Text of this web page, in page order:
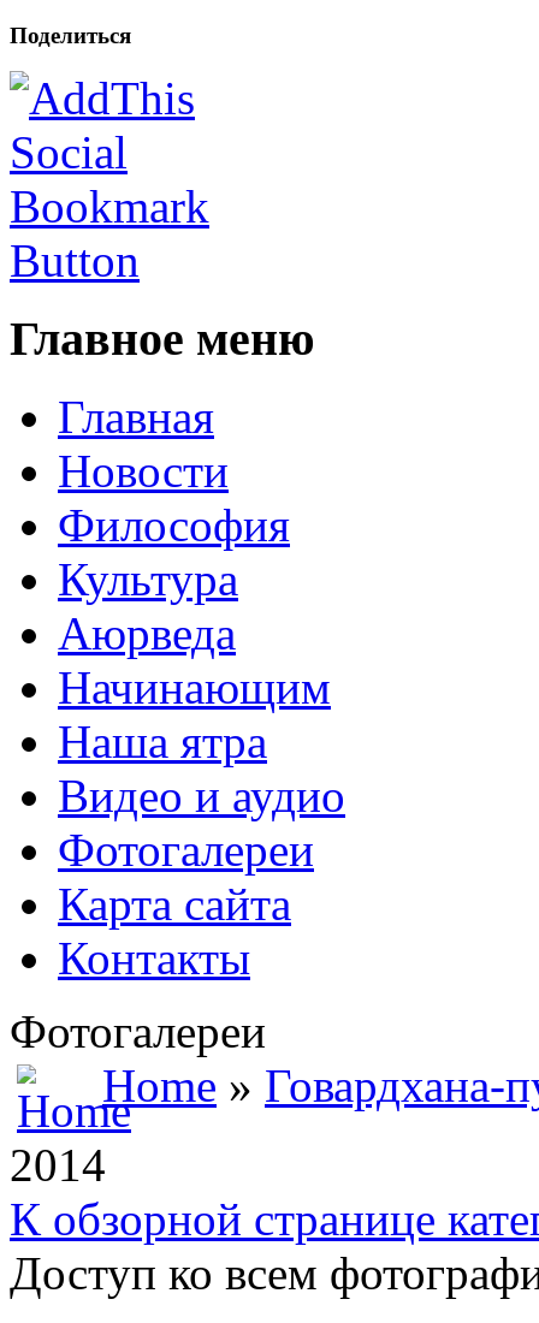
Поделиться
Главное меню
Главная
Новости
Философия
Культура
Аюрведа
Начинающим
Наша ятра
Видео и аудио
Фотогалереи
Карта сайта
Контакты
Фотогалереи
Home » Говардхана-
2014
К обзорной странице
Доступ ко всем